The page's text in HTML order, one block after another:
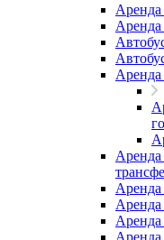
Аренда
Аренда
Аренда
Аренда
Аренда
Аренда
Аренда